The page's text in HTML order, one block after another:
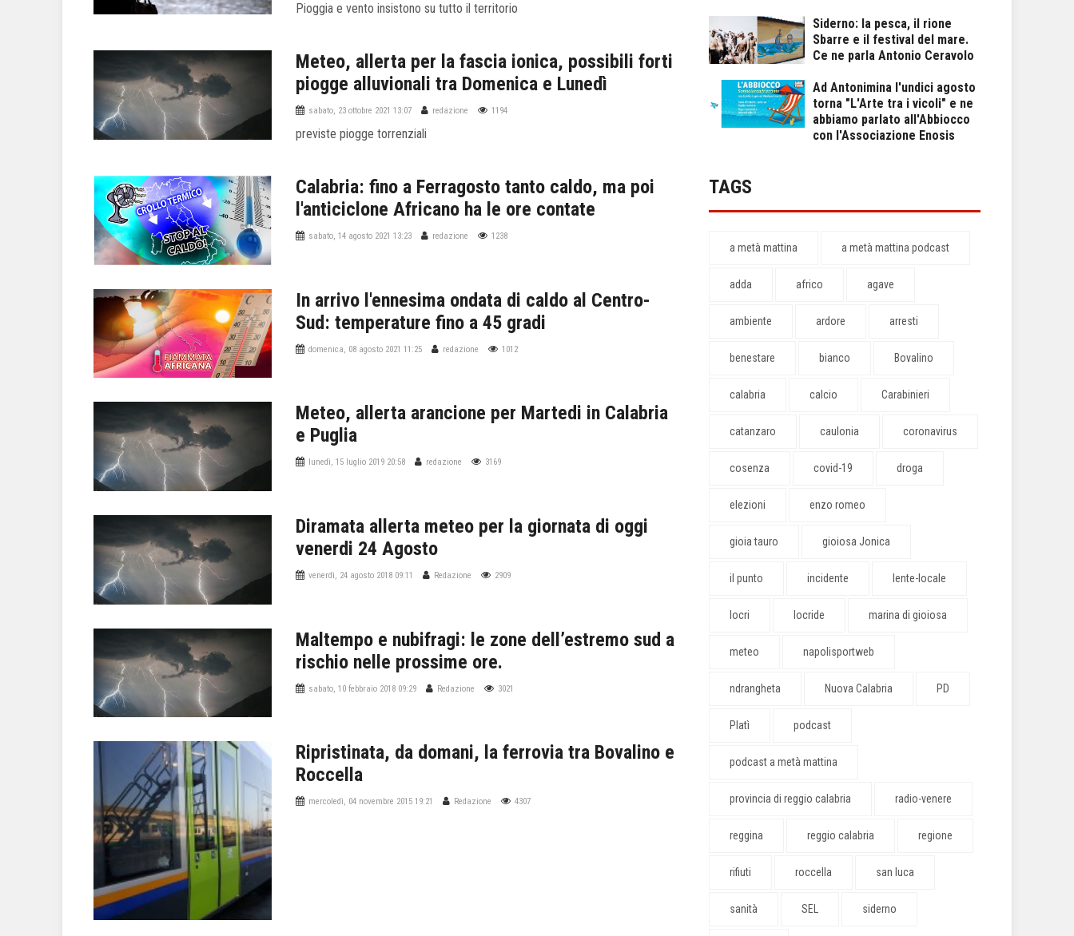
Pioggia e vento insistono su tutto il territorio
Meteo, allerta per la fascia ionica, possibili forti
piogge alluvionali tra Domenica e Lunedì
sabato, 23 ottobre 2021 13:07 redazione 1194
previste piogge torrenziali
Calabria: fino a Ferragosto tanto caldo, ma poi
l'anticiclone Africano ha le ore contate
sabato, 14 agosto 2021 13:23 redazione 1238
In arrivo l'ennesima ondata di caldo al Centro-
Sud: temperature fino a 45 gradi
domenica, 08 agosto 2021 11:25 redazione 1012
Meteo, allerta arancione per Martedi in Calabria
e Puglia
lunedì, 15 luglio 2019 20:58 redazione 3169
Diramata allerta meteo per la giornata di oggi
venerdi 24 Agosto
venerdì, 24 agosto 2018 09:11 Redazione 2909
Maltempo e nubifragi: le zone dell’estremo sud a
rischio nelle prossime ore.
sabato, 10 febbraio 2018 09:29 Redazione 3021
Ripristinata, da domani, la ferrovia tra Bovalino e
Roccella
mercoledì, 04 novembre 2015 19:21 Redazione 4307
Siderno: la pesca, il rione
Sbarre e il festival del mare.
Ce ne parla Antonio Ceravolo
Ad Antonimina l'undici agosto
torna "L'Arte tra i vicoli" e ne
abbiamo parlato all'Abbiocco
con l'Associazione Enosis
TAGS
a metà mattina a metà mattina podcast
adda africo agave
ambiente ardore arresti
benestare bianco Bovalino
calabria calcio Carabinieri
catanzaro caulonia coronavirus
cosenza covid-19 droga
elezioni enzo romeo
gioia tauro gioiosa Jonica
il punto incidente lente-locale
locri locride marina di gioiosa
meteo napolisportweb
ndrangheta Nuova Calabria PD
Platì podcast
podcast a metà mattina
provincia di reggio calabria radio-venere
reggina reggio calabria regione
rifiuti roccella san luca
sanità SEL siderno